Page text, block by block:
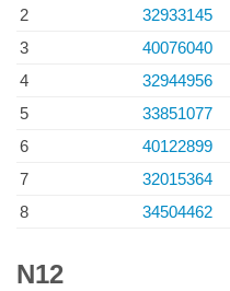
2
32933145
3
40076040
4
32944956
5
33851077
6
40122899
7
32015364
8
34504462
N12